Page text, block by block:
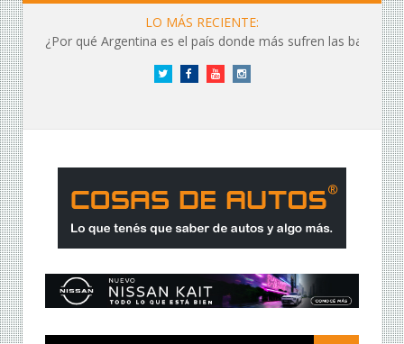
LO MÁS RECIENTE:
¿Por qué Argentina es el país donde más sufren las baterías?
Twitter FacebookYouTubeInstagram